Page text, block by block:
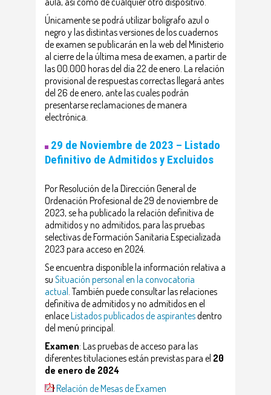
Únicamente se podrá utilizar bolígrafo azul o
negro y las distintas versiones de los cuadernos
de examen se publicarán en la web del Ministerio
al cierre de la última mesa de examen, a partir de
las 00.000 horas del día 22 de enero. La relación
provisional de respuestas correctas llegará antes
del 26 de enero, ante las cuales podrán
presentarse reclamaciones de manera
electrónica.
29 de Noviembre de 2023 – Listado
Definitivo de Admitidos y Excluidos
Por Resolución de la Dirección General de
Ordenación Profesional de 29 de noviembre de
2023, se ha publicado la relación definitiva de
admitidos y no admitidos, para las pruebas
selectivas de Formación Sanitaria Especializada
2023 para acceso en 2024.
Se encuentra disponible la información relativa a
su Situación personal en la convocatoria
actual. También puede consultar las relaciones
definitiva de admitidos y no admitidos en el
enlaceListados publicados de aspirantesdentro
del menú principal.
Examen: Las pruebas de acceso para las
diferentes titulaciones están previstas para el 20
de enero de 2024
Relación de Mesas de Examen